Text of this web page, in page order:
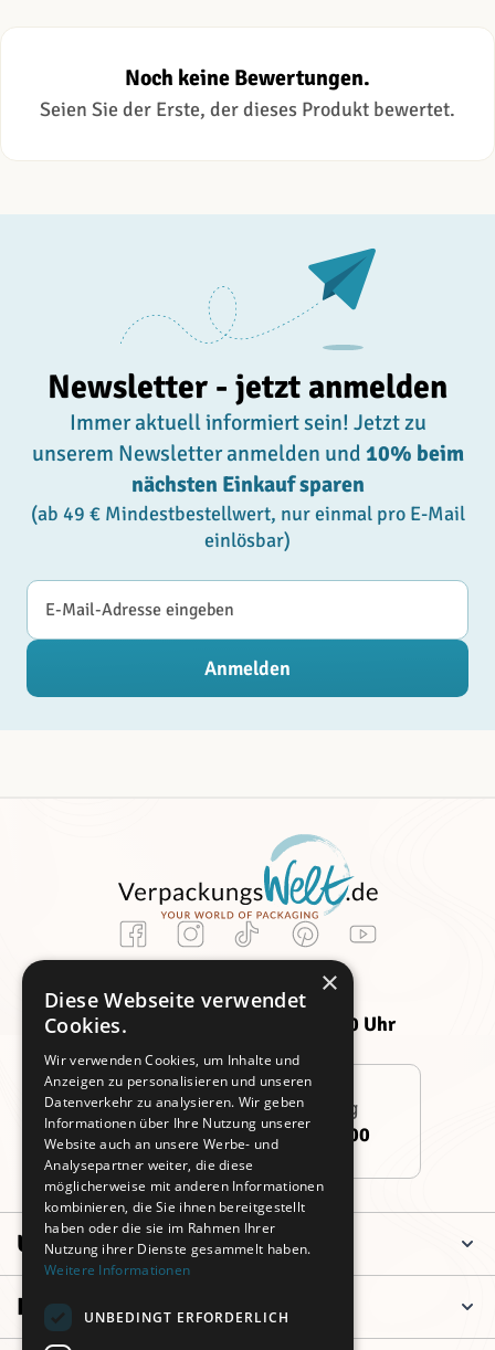
Noch keine Bewertungen.
Seien Sie der Erste, der dieses Produkt bewertet.
Newsletter - jetzt anmelden
Immer aktuell informiert sein! Jetzt zu
unserem Newsletter anmelden und 10% beim
nächsten Einkauf sparen
(ab 49 € Mindestbestellwert, nur einmal pro E-Mail
einlösbar)
E-Mail-Adresse
Anmelden
Kundenservice
Montag -
Donnerstag:
09:00 - 16:00 Uhr
Freitag:
09:00 - 14:00 Uhr
Persönliche Beratung
+49 (0)911 3260 6700
Unternehmen
Informationen
×
Diese Webseite verwendet
Cookies.
Wir verwenden Cookies, um Inhalte und
Anzeigen zu personalisieren und unseren
Datenverkehr zu analysieren. Wir geben
Informationen über Ihre Nutzung unserer
Website auch an unsere Werbe- und
Analysepartner weiter, die diese
möglicherweise mit anderen Informationen
kombinieren, die Sie ihnen bereitgestellt
haben oder die sie im Rahmen Ihrer
Nutzung ihrer Dienste gesammelt haben.
Weitere Informationen
UNBEDINGT ERFORDERLICH